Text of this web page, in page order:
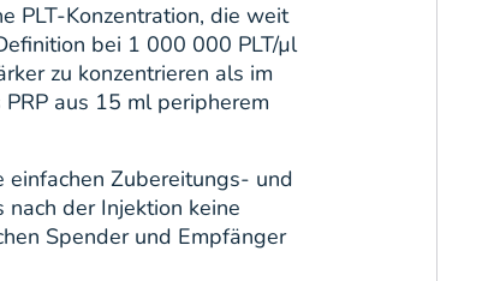
PLT-Konzentration, die weit
bei 1 000 000 PLT/µl
zu konzentrieren als im
aus 15 ml peripherem
Zubereitungs- und
der Injektion keine
Spender und Empfänger